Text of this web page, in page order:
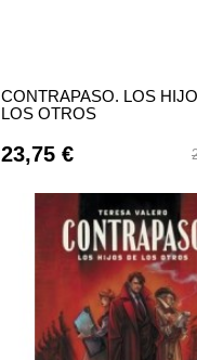
CONTRAPASO. LOS
LOS OTROS
23,75 €